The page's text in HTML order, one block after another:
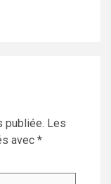
publiée. Les
avec *